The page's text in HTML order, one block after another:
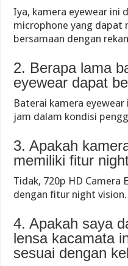
Iya, kamera eyewear ini
microphone yang dapat
bersamaan dengan
2. Berapa lama
eyewear dapat
Baterai kamera
jam dalam kondisi
3. Apakah
memiliki fitur
Tidak, 720p HD Camera
dengan fitur night vision.
4. Apakah saya
lensa kacamata
sesuai dengan